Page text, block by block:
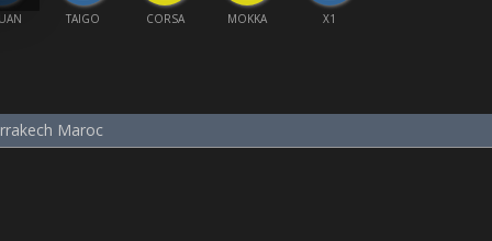
TAIGO CORSA MOKKA X1
Maroc